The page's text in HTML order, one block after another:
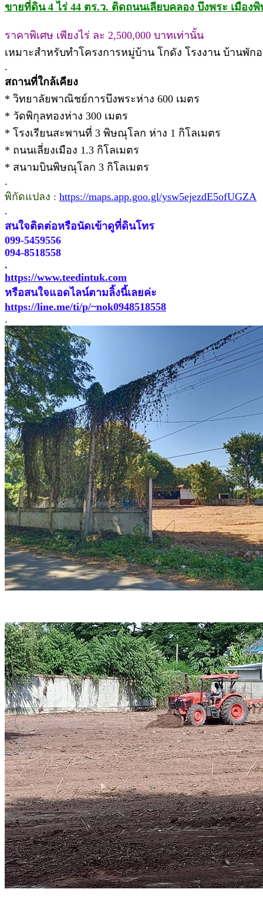
ขายที่ดิน 4 ไร่ 44 ตร.ว. ติดถนนเลียบคลอง บึงพระ เมือ
ราคาพิเศษ เพียงไร่ ละ 2,500,000 บาทเท่านั้น
เหมาะสำหรับทำโครงการหมู่บ้าน โกดัง โรงงาน บ้านพัก
.
สถานที่ใกล้เคียง
* วิทยาลัยพาณิชย์การบึงพระห่าง 600 เมตร
* วัดพิกุลทองห่าง 300 เมตร
* โรงเรียนสะพานที่ 3 พิษณุโลก ห่าง 1 กิโลเมตร
* ถนนเลี่ยงเมือง 1.3 กิโลเมตร
* สนามบินพิษณุโลก 3 กิโลเมตร
.
พิกัดแปลง : https://maps.app.goo.gl/ysw5ejezdE5ofUGZA
.
สนใจติดต่อหรือนัดเข้าดูที่ดินโทร
099-5459556
094-8518558
.
https://www.teedintuk.com
หรือสนใจแอดไลน์ตามลิ้งนี้เลยค่ะ
https://line.me/ti/p/~nok0948518558
.